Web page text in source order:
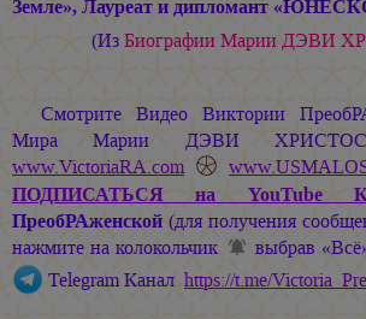
Земле», Лауреат и дипломант
(ИзБиографииМарии ДЭВИ
Смотрите Видео Виктории
МираМарии ДЭВИ
www.VictoriaRA.com
ПОДПИСАТЬСЯ на YouTube
ПреобРАженской (для получения
нажмите на колокольчик
выбрав
Telegram Канал https://t.me/